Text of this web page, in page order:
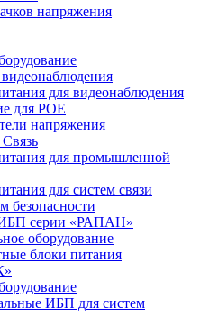
напряжения
для видеонаблюдения
для POE
напряжения
для промышленной
для систем связи
безопасности
серии «РАПАН»
оборудование
блоки питания
ИБП для систем